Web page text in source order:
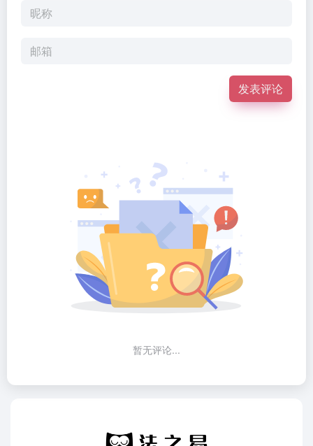
发表评论
暂无评论...